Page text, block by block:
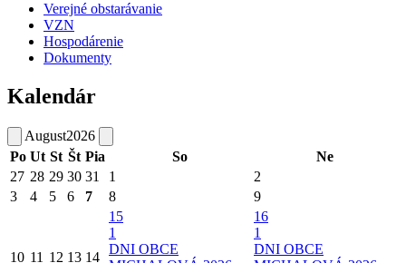
Verejné obstarávanie
VZN
Hospodárenie
Dokumenty
Kalendár
August2026
Po Ut St Št Pia So
Ne
27 28 29 30 31 1
2
3
4 5 6 7 8 9
10 11 12 13 14
15
1
DNI OBCE
16
1
DNI OBCE